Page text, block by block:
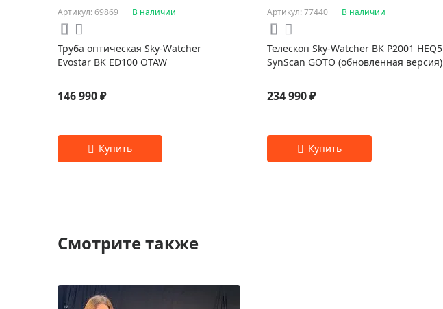
Артикул: 69869 В наличии
Труба оптическая Sky-Watcher
Evostar BK ED100 OTAW
146 990 ₽
Артикул: 77440 В наличии
Телескоп Sky-Watcher BK P2001 HEQ5
SynScan GOTO (обновленная версия)
234 990 ₽
Смотрите также